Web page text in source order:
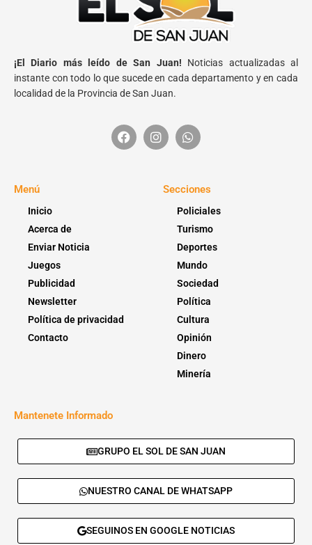
¡El Diario más leído de San Juan! Noticias actualizadas al
instante con todo lo que sucede en cada departamento y en cada
localidad de la Provincia de San Juan.
Menú
Inicio
Acerca de
Enviar Noticia
Juegos
Publicidad
Newsletter
Política de privacidad
Contacto
Secciones
Policiales
Turismo
Deportes
Mundo
Sociedad
Política
Cultura
Opinión
Dinero
Minería
Mantenete Informado
GRUPO EL SOL DE SAN JUAN
NUESTRO CANAL DE WHATSAPP
SEGUINOS EN GOOGLE NOTICIAS